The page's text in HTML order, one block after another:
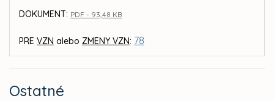
DOKUMENT: PDF - 93,48 KB
PRE VZN alebo ZMENY VZN: 78
Ostatné